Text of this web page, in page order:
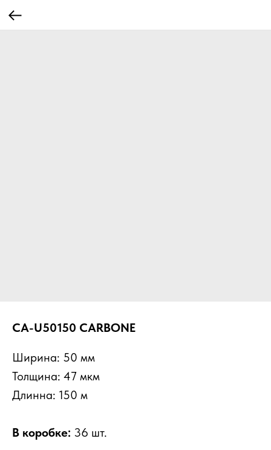
CA-U50150 CARBONE
Ширина: 50 мм
Толщина: 47 мкм
Длинна: 150 м
В коробке: 36 шт.